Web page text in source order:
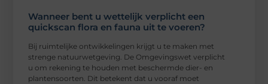
Wanneer bent u wettelijk verplicht een
quickscan flora en fauna uit te voeren?
Bij ruimtelijke ontwikkelingen krijgt u te maken met
strenge natuurwetgeving. De Omgevingswet verplicht
u om rekening te houden met beschermde dier- en
plantensoorten. Dit betekent dat u vooraf moet